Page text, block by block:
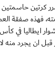
كرتين
فهذه صفقة
ايطاليا في كأس
قبل ان